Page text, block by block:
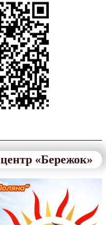
«Бережок»